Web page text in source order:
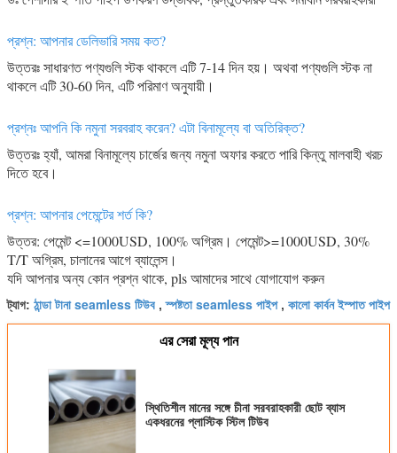
প্রশ্ন: আপনার ডেলিভারি সময় কত?
উত্তরঃ সাধারণত পণ্যগুলি স্টক থাকলে এটি 7-14 দিন হয়। অথবা পণ্যগুলি স্টক না
থাকলে এটি 30-60 দিন, এটি পরিমাণ অনুযায়ী।
প্রশ্নঃ আপনি কি নমুনা সরবরাহ করেন? এটা বিনামূল্যে বা অতিরিক্ত?
উত্তরঃ হ্যাঁ, আমরা বিনামূল্যে চার্জের জন্য নমুনা অফার করতে পারি কিন্তু মালবাহী খরচ
দিতে হবে।
প্রশ্ন: আপনার পেমেন্টের শর্ত কি?
উত্তর: পেমেন্ট <=1000USD, 100% অগ্রিম। পেমেন্ট>=1000USD, 30%
T/T অগ্রিম, চালানের আগে ব্যালেন্স।
যদি আপনার অন্য কোন প্রশ্ন থাকে, pls আমাদের সাথে যোগাযোগ করুন
ট্যাগ: ঠান্ডা টানা seamless টিউব ,স্পষ্টতা seamless পাইপ, কালো কার্বন ইস্পাত পাইপ
এর সেরা মূল্য পান
স্থিতিশীল মানের সঙ্গে চীনা সরবরাহকারী ছোট ব্যাস
একধরনের প্লাস্টিক স্টিল টিউব